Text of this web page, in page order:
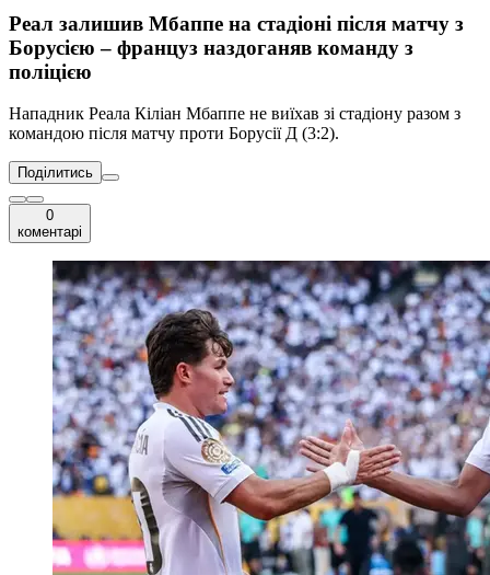
Реал залишив Мбаппе на стадіоні після матчу з
Борусією – француз наздоганяв команду з
поліцією
Нападник Реала Кіліан Мбаппе не виїхав зі стадіону разом з
командою після матчу проти Борусії Д (3:2).
Поділитись
0
коментарі